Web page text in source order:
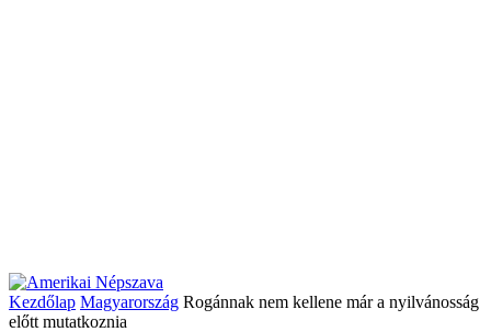
Kezdőlap Magyarország Rogánnak nem kellene már a nyilvánosság
előtt mutatkoznia